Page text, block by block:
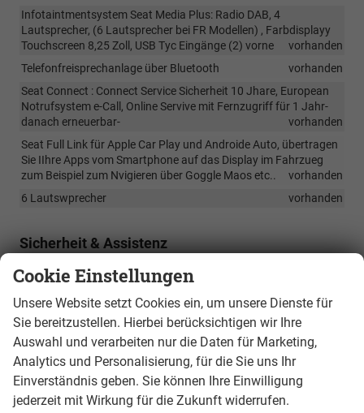
Infotaintmentsystem Seat Media Plus: Radio DAB, 4
Lautsprecher, (6 Lautsprecher bei FR Modellen) , Farbdisplayy
Touchscreen 8,25 Zoll, USB Tyc Eingänge (2) vorne
vorhanden
Telefonfreisprechanlage über Bluetooth
vorhanden
Seat Connect : Connect Service Sicherheit 10 Jhare, European
Notrufsystem e-Call, Online Servive mit Fernzugriff für 1 Jahr-
danach erneuerbar-
vorhanden
Seat Full Link für Apple Car Play und Androide Auto, übertragen
Sie IIhre Apps vom Smartphone auf das Display im Fahrzueg
zum Beispiel zum Nvigieren über Goggle Maos etc..
vorhanden
6 Lautswprecher
vorhanden
Sicherheit & Assistenz
Full Airbag: Fahrer und Beifahrerairbag, Seitenairbags vorne,
Kopf- und Thoraxairbags für vordere und hintere Passagiere
(Vorhangsystem) Beifahrerairbag abschaltbar
vorhanden
High Beam Assist - automatisdhe Fernlichtregulierung-
aufblenden und abblenden-
vorhanden
Anfahrhilfe Assistent- Hiill Road Control-
vorhanden
Lane Assist- Spurwechsel Assistent- abbschaltbar-
vorhanden
Müdigkeitserkennung
Cookie Einstellungen
Unsere Website setzt Cookies ein, um unsere Dienste für
Sie bereitzustellen. Hierbei berücksichtigen wir Ihre
Auswahl und verarbeiten nur die Daten für Marketing,
Analytics und Personalisierung, für die Sie uns Ihr
Einverständnis geben. Sie können Ihre Einwilligung
jederzeit mit Wirkung für die Zukunft widerrufen.